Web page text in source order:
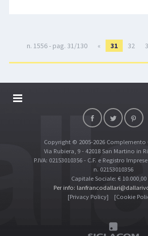
n. 1556 - pag. 31/130 « 31 32
DALLARIVOLLEY SOSTIENE
TOP RICERCHE
SITE MAP
Copyright © 2005-2026 Complemento
Via Rubiera, 9 - 42018 San Martino in
P.IVA: 02153010356 - C.F. e Registro
n. 02153010356
Capitale Sociale: € 10.000,00
Per info:
[Privacy Policy]
[Cookie